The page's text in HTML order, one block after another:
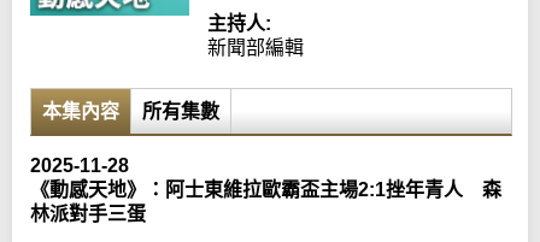
主持人:
新聞部編輯
本集內容 所有集數
2025-11-28
《動感天地》：阿士東維拉歐霸盃主場2:1挫年青人 森
林派對手三蛋